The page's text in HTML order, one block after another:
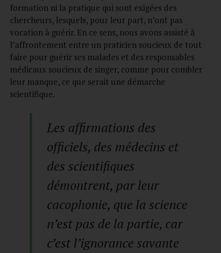
formation ni la pratique qui sont exigées des
chercheurs, lesquels, pour leur part, n’ont pas
vocation à guérir. En ce sens, nous avons assisté à
l’affrontement entre un praticien soucieux de tout
faire pour guérir ses malades et des responsables
médicaux soucieux de singer, comme pour combler
leur manque, ce que serait une démarche
scientifique.
Les affirmations des
officiels, des médecins et
des scientifiques
démontrent, par leur
cacophonie, que la science
n’est pas de la partie, car
c’est l’ignorance savante